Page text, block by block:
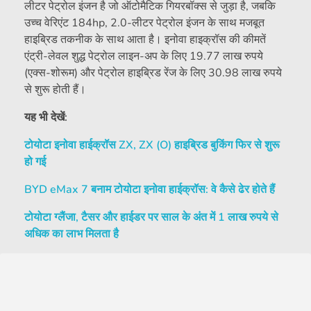
लीटर पेट्रोल इंजन है जो ऑटोमैटिक गियरबॉक्स से जुड़ा है, जबकि
उच्च वेरिएंट 184hp, 2.0-लीटर पेट्रोल इंजन के साथ मजबूत
हाइब्रिड तकनीक के साथ आता है। इनोवा हाइक्रॉस की कीमतें
एंट्री-लेवल शुद्ध पेट्रोल लाइन-अप के लिए 19.77 लाख रुपये
(एक्स-शोरूम) और पेट्रोल हाइब्रिड रेंज के लिए 30.98 लाख रुपये
से शुरू होती हैं।
यह भी देखें:
टोयोटा इनोवा हाईक्रॉस ZX, ZX (O) हाइब्रिड बुकिंग फिर से शुरू
हो गई
BYD eMax 7 बनाम टोयोटा इनोवा हाईक्रॉस: वे कैसे ढेर होते हैं
टोयोटा ग्लैंजा, टैसर और हाईडर पर साल के अंत में 1 लाख रुपये से
अधिक का लाभ मिलता है